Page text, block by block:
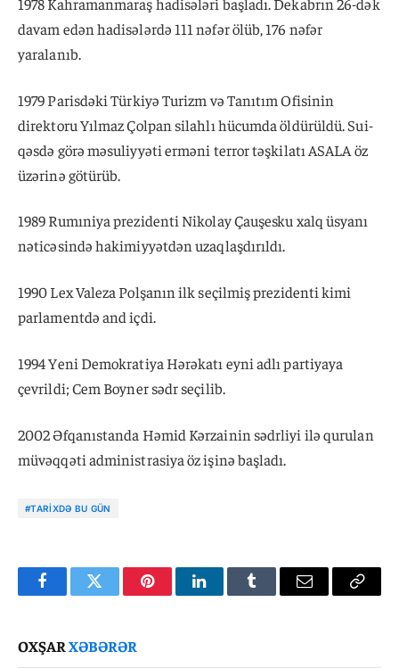
davam edən hadisələrdə 111 nəfər ölüb, 176 nəfər
yaralanıb.
1979 Parisdəki Türkiyə Turizm və Tanıtım Ofisinin
direktoru Yılmaz Çolpan silahlı hücumda öldürüldü. Sui-
qəsdə görə məsuliyyəti erməni terror təşkilatı ASALA öz
üzərinə götürüb.
1989 Rumıniya prezidenti Nikolay Çauşesku xalq üsyanı
nəticəsində hakimiyyətdən uzaqlaşdırıldı.
1990 Lex Valeza Polşanın ilk seçilmiş prezidenti kimi
parlamentdə and içdi.
1994 Yeni Demokratiya Hərəkatı eyni adlı partiyaya
çevrildi; Cem Boyner sədr seçilib.
2002 Əfqanıstanda Həmid Kərzainin sədrliyi ilə qurulan
müvəqqəti administrasiya öz işinə başladı.
#TARIXDƏ BU GÜN
FacebookTwitter PinterestLinkedInTumblr Email
Copy
OXŞARXƏBƏRƏR